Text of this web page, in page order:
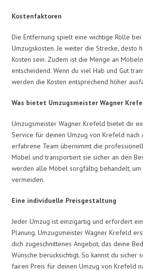
Kostenfaktoren
Die Entfernung spielt eine wichtige Rolle
Umzugskosten. Je weiter die Strecke, desto
Kosten sein. Zudem ist die Menge an
entscheidend. Wenn du viel Hab und Gut
werden die Kosten entsprechend höher
Was bietet Umzugsmeister Wagner
Umzugsmeister Wagner Krefeld bietet dir
Service für deinen Umzug von Krefeld nach
erfahrene Team übernimmt die
Möbel und transportiert sie sicher an den
werden alle Möbel sorgfältig behandelt, um
vermeiden.
Eine individuelle Preisgestaltung
Jeder Umzug ist einzigartig und erfordert
Planung. Umzugsmeister Wagner Krefeld
dich zugeschnittenes Angebot, das deine
Wünsche berücksichtigt. So kannst du sicher
fairen Preis für deinen Umzug von Krefeld